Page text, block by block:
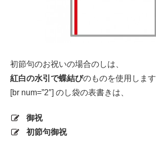
初節句のお祝いの場合のしは、
紅白の水引で蝶結びのものを使用します
[br num=”2″] のし袋の表書きは、
御祝
初節句御祝